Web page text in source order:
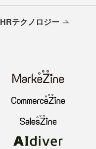
HRテクノロジー